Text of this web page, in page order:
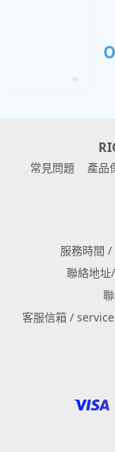
常見問題 產品
服務時間
聯絡地址
客服信箱 /